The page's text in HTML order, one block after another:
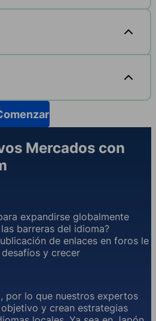
Mercados con
expandirse globalmente
barreras del idioma?
de enlaces en foros le
y crecer
por lo que nuestros expertos
y crean estrategias